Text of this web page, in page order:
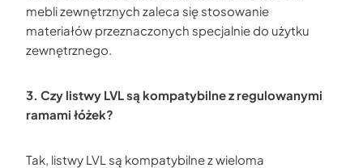
mebli zewnętrznych zaleca się stosowanie
materiałów przeznaczonych specjalnie do użytku
zewnętrznego.
3. Czy listwy LVL są kompatybilne z regulowanymi
ramami łóżek?
Tak, listwy LVL są kompatybilne z wieloma